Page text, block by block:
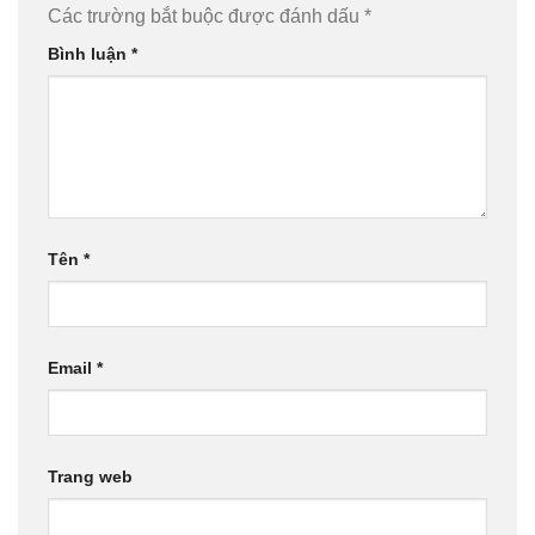
Các trường bắt buộc được đánh dấu *
Bình luận *
Tên *
Email *
Trang web